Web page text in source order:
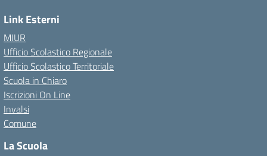
Link Esterni
MIUR
Ufficio Scolastico Regionale
Ufficio Scolastico Territoriale
Scuola in Chiaro
Iscrizioni On Line
Invalsi
Comune
La Scuola